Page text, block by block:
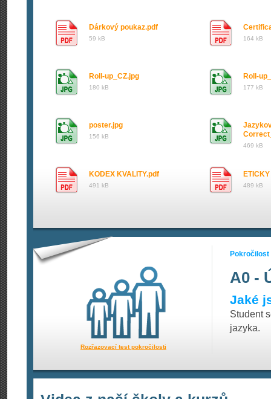
Dárkový poukaz.pdf
59 kB 164 kB
Roll-up_CZ.jpg
180 kB
Roll-
177 kB
poster.jpg
156 kB
469 kB
KODEX KVALITY.pdf
491 kB 489 kB
Pokročilost
A0 -
Jaké
Student
jazyka.
Rozřazovací test pokročilosti